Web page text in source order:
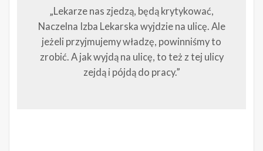
„Lekarze nas zjedzą, będą krytykować,
Naczelna Izba Lekarska wyjdzie na ulicę. Ale
jeżeli przyjmujemy władzę, powinniśmy to
zrobić. A jak wyjdą na ulicę, to też z tej ulicy
zejdą i pójdą do pracy.”